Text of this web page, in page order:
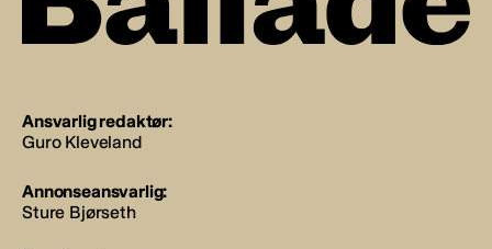
Ansvarlig redaktør:
Guro Kleveland
Annonseansvarlig:
Sture Bjørseth